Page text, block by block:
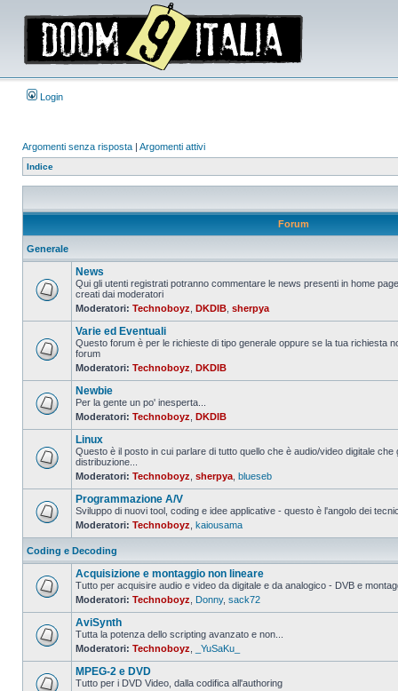
Login
Argomenti senza risposta | Argomenti attivi
Indice
Forum
Generale
Nessun
da
leggere
News
Qui gli utenti registrati potranno commentare le news presenti in home
creati dai moderatori
Moderatori: Technoboyz DKDIB sherpya
Nessun
da
leggere
Varie ed Eventuali
Questo forum è per le richieste di tipo generale oppure se la tua richiesta
forum
Moderatori: Technoboyz DKDIB
Nessun
messaggio
leggere
Newbie
Per la gente un po' inesperta...
Moderatori: Technoboyz DKDIB
Nessun
da
leggere
Linux
Questo è il posto in cui parlare di tutto quello che è audio/video digitale
distribuzione...
Moderatori: Technoboyz sherpya blueseb
Nessun
messaggio
da
leggere
Programmazione A/V
Sviluppo di nuovi tool, coding e idee applicative - questo è l'angolo dei
Moderatori: Technoboyz kaiousama
Coding e Decoding
Nessun
messaggio
da
leggere
Acquisizione e montaggio non lineare
Tutto per acquisire audio e video da digitale e da analogico - DVB e
Moderatori: Technoboyz Donny, sack72
Nessun
messaggio
da
leggere
AviSynth
Tutta la potenza dello scripting avanzato e non...
Moderatori: Technoboyz _YuSaKu_
MPEG-2 e DVD
Tutto per i DVD Video, dalla codifica all'authoring